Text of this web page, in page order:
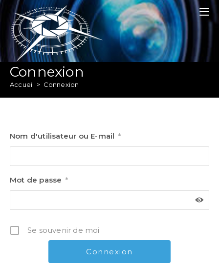
Skip
content
Connexion
Accueil > Connexion
Nom d'utilisateur ou E-mail *
Mot de passe *
Se souvenir de moi